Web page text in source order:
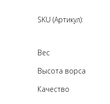
SKU (Артикул):
Вес
Высота ворса
Качество